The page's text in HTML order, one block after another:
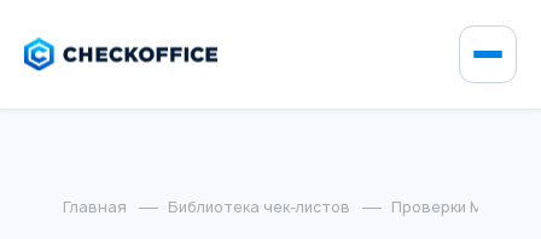
Главная Библиотека чек-листов Проверки МВД